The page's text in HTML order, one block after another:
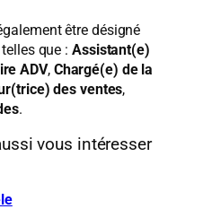
être désigné
que : Assistant(e)
ADV, Chargé(e) de la
des ventes,
.
vous intéresser